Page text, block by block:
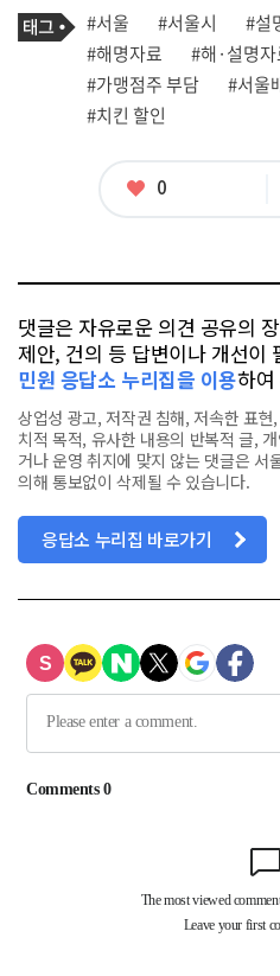
기
사
관
련
태
그
태
그
#서울 #서울시 #설
#해명자료
#해·설명자
#가맹점주 부담
#서울
#치킨 할인
좋
0
댓글은 자유로운 의견 공유의
제안, 건의 등 답변이나 개선이
민원 응답소 누리집을 이용하여
상업성 광고, 저작권 침해, 저속한 표
치적 목적, 유사한 내용의 반복적 글,
거나 운영 취지에 맞지 않는 댓글은 서
의해 통보없이 삭제될 수 있습니다.
응답소 누리집 바로가기